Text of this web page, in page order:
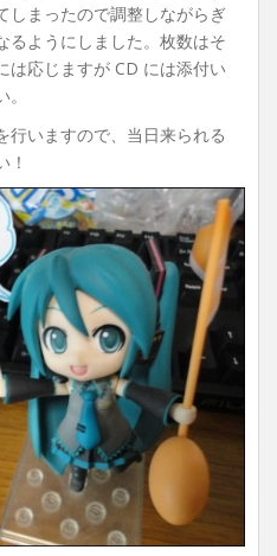
しまったので調整しながらぎ
るようにしました。枚数はそ
は応じますが CD には添付い
行いますので、当日来られる
！